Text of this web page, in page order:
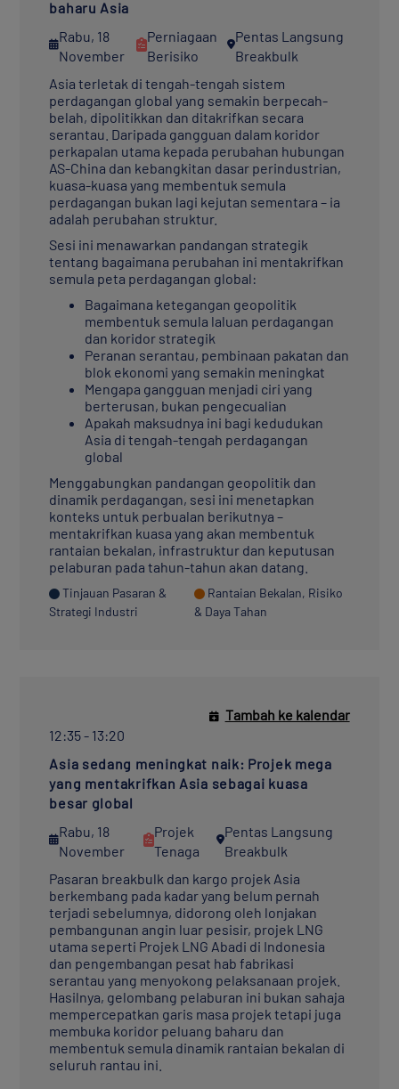
baharu Asia
Rabu, 18
November
Perniagaan
Berisiko
Pentas Langsung
Breakbulk
Asia terletak di tengah-tengah sistem
perdagangan global yang semakin berpecah-
belah, dipolitikkan dan ditakrifkan secara
serantau. Daripada gangguan dalam koridor
perkapalan utama kepada perubahan hubungan
AS-China dan kebangkitan dasar perindustrian,
kuasa-kuasa yang membentuk semula
perdagangan bukan lagi kejutan sementara – ia
adalah perubahan struktur.
Sesi ini menawarkan pandangan strategik
tentang bagaimana perubahan ini mentakrifkan
semula peta perdagangan global:
Bagaimana ketegangan geopolitik
membentuk semula laluan perdagangan
dan koridor strategik
Peranan serantau, pembinaan pakatan dan
blok ekonomi yang semakin meningkat
Mengapa gangguan menjadi ciri yang
berterusan, bukan pengecualian
Apakah maksudnya ini bagi kedudukan
Asia di tengah-tengah perdagangan
global
Menggabungkan pandangan geopolitik dan
dinamik perdagangan, sesi ini menetapkan
konteks untuk perbualan berikutnya –
mentakrifkan kuasa yang akan membentuk
rantaian bekalan, infrastruktur dan keputusan
pelaburan pada tahun-tahun akan datang.
Tinjauan Pasaran &
Strategi Industri
Rantaian Bekalan, Risiko
& Daya Tahan
12:35 - 13:20
Asia sedang meningkat naik: Projek mega
yang mentakrifkan Asia sebagai kuasa
besar global
Rabu, 18
November
Projek
Tenaga
Pentas Langsung
Breakbulk
Tambah ke kalendar
Pasaran breakbulk dan kargo projek Asia
berkembang pada kadar yang belum pernah
terjadi sebelumnya, didorong oleh lonjakan
pembangunan angin luar pesisir, projek LNG
utama seperti Projek LNG Abadi di Indonesia
dan pengembangan pesat hab fabrikasi
serantau yang menyokong pelaksanaan projek.
Hasilnya, gelombang pelaburan ini bukan sahaja
mempercepatkan garis masa projek tetapi juga
membuka koridor peluang baharu dan
membentuk semula dinamik rantaian bekalan di
seluruh rantau ini.